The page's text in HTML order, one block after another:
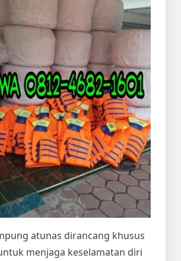
atunas dirancang khusus
menjaga keselamatan diri